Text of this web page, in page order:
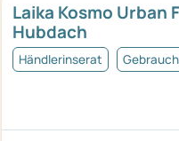
Laika Kosmo Urban
Hubdach
Händlerinserat